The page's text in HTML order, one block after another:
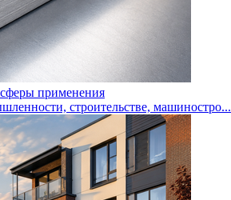
применения
строительстве, машиностро...